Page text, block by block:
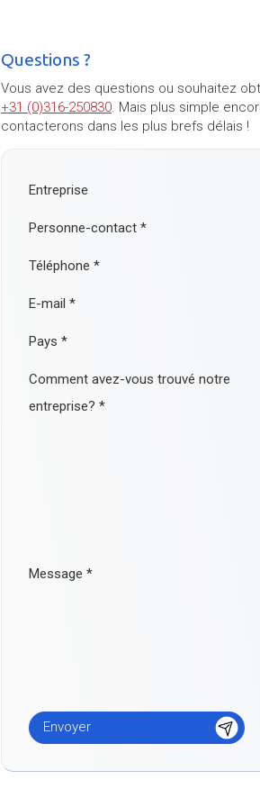
Questions ?
Vous avez des questions ou souhaitez
+31 (0)316-250830. Mais plus simple
contacterons dans les plus brefs délais !
Entreprise
Personne-contact *
Téléphone *
E-mail *
Pays *
Comment avez-vous trouvé notre
entreprise? *
Message *